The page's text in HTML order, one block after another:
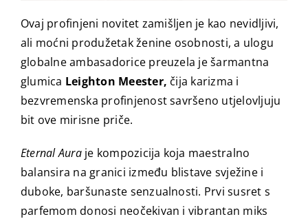
Ovaj profinjeni novitet zamišljen je kao nevidljivi,
ali moćni produžetak ženine osobnosti, a ulogu
globalne ambasadorice preuzela je šarmantna
glumica Leighton Meester, čija karizma i
bezvremenska profinjenost savršeno utjelovljuju
bit ove mirisne priče.
Eternal Auraje kompozicija koja maestralno
balansira na granici između blistave svježine i
duboke, baršunaste senzualnosti. Prvi susret s
parfemom donosi neočekivan i vibrantan miks